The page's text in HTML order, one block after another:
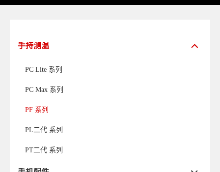
手持测温
PC Lite 系列
PC Max 系列
PF 系列
PL二代 系列
PT二代 系列